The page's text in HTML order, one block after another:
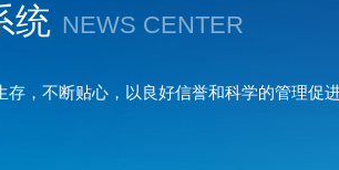
统 NEWS CENTER
存，不断贴心，以良好信誉和科学的管理促